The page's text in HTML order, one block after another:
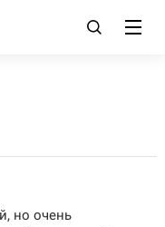
но очень